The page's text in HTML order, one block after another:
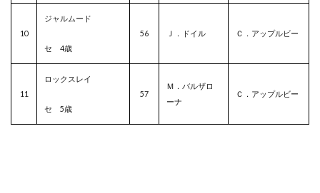
10
ジャルムード
セ 4歳
56 Ｊ．ドイル Ｃ．アップルビー
11
ロックスレイ
セ 5歳
57
Ｍ．バルザロ
ーナ
Ｃ．アップルビー